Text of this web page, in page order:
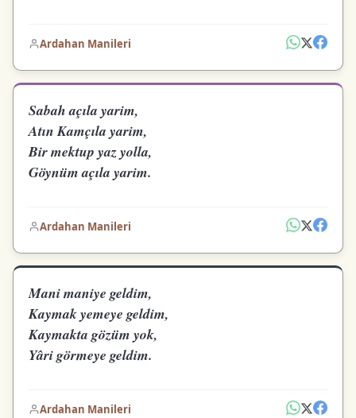
Ardahan Manileri
Sabah açıla yarim,
Atın Kamçıla yarim,
Bir mektup yaz yolla,
Göynüm açıla yarim.
Ardahan Manileri
Mani maniye geldim,
Kaymak yemeye geldim,
Kaymakta gözüm yok,
Yâri görmeye geldim.
Ardahan Manileri